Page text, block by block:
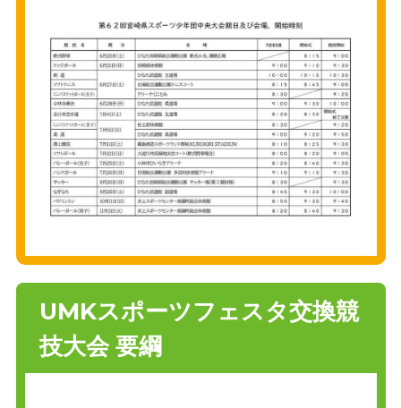
UMKスポーツフェスタ交換競
技大会 要綱